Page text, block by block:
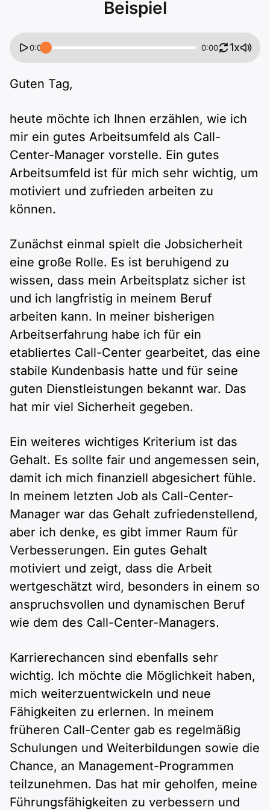
Beispiel
0:00 0:00 1x
Guten Tag,
heute möchte ich Ihnen erzählen, wie ich
mir ein gutes Arbeitsumfeld als Call-
Center-Manager vorstelle. Ein gutes
Arbeitsumfeld ist für mich sehr wichtig, um
motiviert und zufrieden arbeiten zu
können.
Zunächst einmal spielt die Jobsicherheit
eine große Rolle. Es ist beruhigend zu
wissen, dass mein Arbeitsplatz sicher ist
und ich langfristig in meinem Beruf
arbeiten kann. In meiner bisherigen
Arbeitserfahrung habe ich für ein
etabliertes Call-Center gearbeitet, das eine
stabile Kundenbasis hatte und für seine
guten Dienstleistungen bekannt war. Das
hat mir viel Sicherheit gegeben.
Ein weiteres wichtiges Kriterium ist das
Gehalt. Es sollte fair und angemessen sein,
damit ich mich finanziell abgesichert fühle.
In meinem letzten Job als Call-Center-
Manager war das Gehalt zufriedenstellend,
aber ich denke, es gibt immer Raum für
Verbesserungen. Ein gutes Gehalt
motiviert und zeigt, dass die Arbeit
wertgeschätzt wird, besonders in einem so
anspruchsvollen und dynamischen Beruf
wie dem des Call-Center-Managers.
Karrierechancen sind ebenfalls sehr
wichtig. Ich möchte die Möglichkeit haben,
mich weiterzuentwickeln und neue
Fähigkeiten zu erlernen. In meinem
früheren Call-Center gab es regelmäßig
Schulungen und Weiterbildungen sowie die
Chance, an Management-Programmen
teilzunehmen. Das hat mir geholfen, meine
Führungsfähigkeiten zu verbessern und